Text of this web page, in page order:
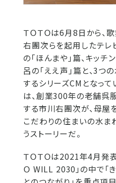
ＴＯＴＯは6月8日から、
右團次らを起用したテレ
の「ほんまや」篇、キッチ
呂の「ええ声」篇と、3つ
するシリーズCMとなって
は、創業300年の老舗呉
する市川右團次が、母屋
こだわりの住まいの水ま
うストーリーだ。
ＴＯＴＯは2021年4月発
Ｏ WILL 2030」の中で「